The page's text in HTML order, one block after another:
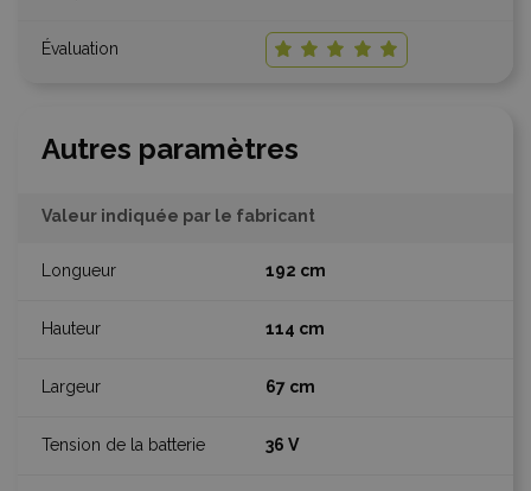
Autres paramètres
Valeur indiquée par le fabricant
192 cm
114 cm
67 cm
36 V